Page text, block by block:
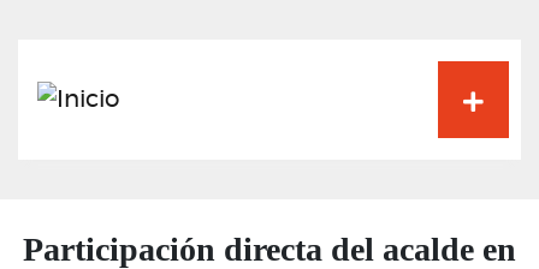
Participación directa del acalde en